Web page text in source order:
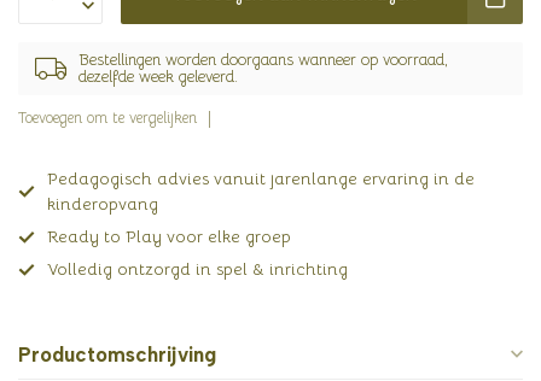
Bestellingen worden doorgaans wanneer op voorraad,
dezelfde week geleverd.
Toevoegen om te vergelijken
Pedagogisch advies vanuit jarenlange ervaring in de
kinderopvang
Ready to Play voor elke groep
Volledig ontzorgd in spel & inrichting
Productomschrijving